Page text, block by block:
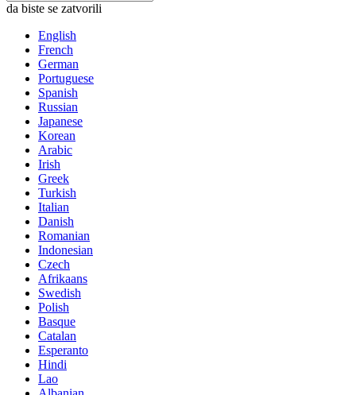
da biste se zatvorili
English
French
German
Portuguese
Spanish
Russian
Japanese
Korean
Arabic
Irish
Greek
Turkish
Italian
Danish
Romanian
Indonesian
Czech
Afrikaans
Swedish
Polish
Basque
Catalan
Esperanto
Hindi
Lao